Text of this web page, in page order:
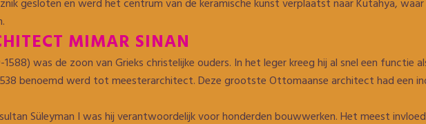
gesloten en werd het centrum van de keramische kunst verplaatst naar Kütahya,
MIMAR SINAN
1588) was de zoon van Grieks christelijke ouders. In het leger kreeg hij al snel een functie
benoemd werd tot meesterarchitect. Deze grootste Ottomaanse architect had een
Süleyman I was hij verantwoordelijk voor honderden bouwwerken. Het meest